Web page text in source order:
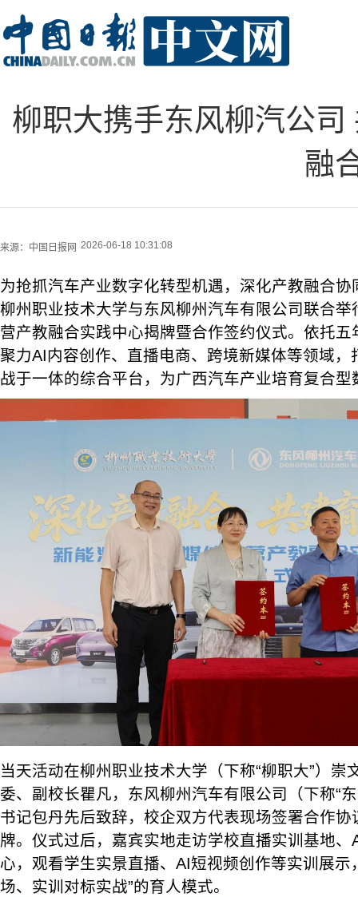
柳职大携手东风柳汽公
融
来源： 中国日报网 2026-06-18 10:31:08
为抢抓汽车产业数字化转型机遇，深化产教融合
柳州职业技术大学与东风柳州汽车有限公司联合
营产教融合实践中心揭牌暨合作签约仪式。依托
聚力AI内容创作、直播电商、跨境新媒体等领域，
战于一体的综合平台，为广西汽车产业培育复合型
当天活动在柳州职业技术大学（下称“柳职大”）崇
委、副校长瞿凡，东风柳州汽车有限公司（下称“
书记包丹先后致辞，校企双方代表现场签署合作
牌。仪式过后，嘉宾实地走访学校直播实训基地
心，观看学生实景直播、AI短视频创作等实训展示
场、实训对标实战”的育人模式。